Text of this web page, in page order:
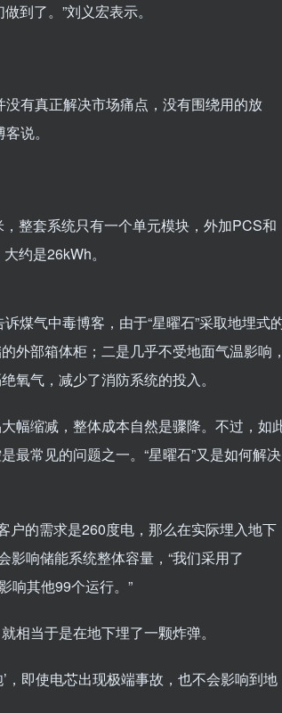
到了。”刘义宏表示。
有真正解决市场痛点，没有围绕用的放
说。
整套系统只有一个单元模块，外加PCS和
约是26kWh。
煤气中毒博客，由于“星曜石”采取地埋式
外部箱体柜；二是几乎不受地面气温影响
氧气，减少了消防系统的投入。
幅缩减，整体成本自然是骤降。不过，如
最常见的问题之一。“星曜石”又是如何解决
户的需求是260度电，那么在实际埋入地下
响储能系统整体容量，“我们采用了
响其他99个运行。”
相当于是在地下埋了一颗炸弹。
，即使电芯出现极端事故，也不会影响到地